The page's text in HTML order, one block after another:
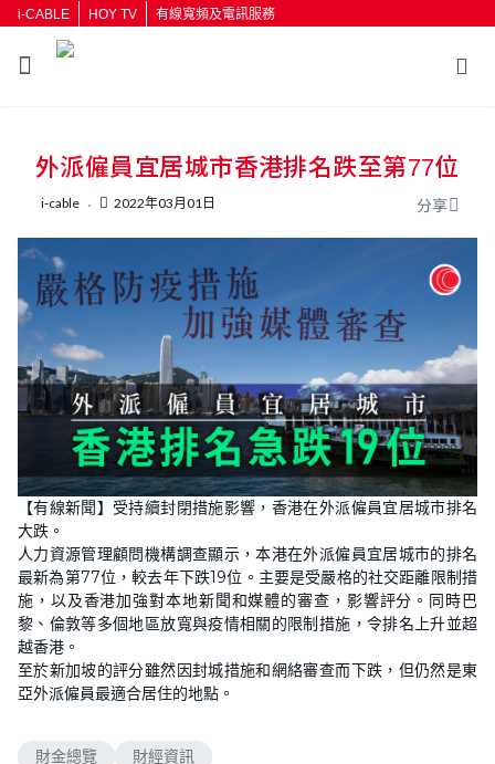
i-CABLE HOY TV 有線寬頻及電訊服務
按輸入鍵開始搜尋
外派僱員宜居城市香港排名跌至第77位
i-cable 2022年03月01日 分享
【有線新聞】受持續封閉措施影響，香港在外派僱員宜居城市排名
大跌。
人力資源管理顧問機構調查顯示，本港在外派僱員宜居城市的排名
最新為第77位，較去年下跌19位。主要是受嚴格的社交距離限制措
施，以及香港加強對本地新聞和媒體的審查，影響評分。同時巴
黎、倫敦等多個地區放寬與疫情相關的限制措施，令排名上升並超
越香港。
至於新加坡的評分雖然因封城措施和網絡審查而下跌，但仍然是東
亞外派僱員最適合居住的地點。
財金總覽 財經資訊